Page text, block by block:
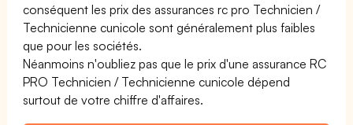
conséquent les prix des assurances rc pro Technicien /
Technicienne cunicole sont généralement plus faibles
que pour les sociétés.
Néanmoins n'oubliez pas que le prix d'une assurance RC
PRO Technicien / Technicienne cunicole dépend
surtout de votre chiffre d'affaires.